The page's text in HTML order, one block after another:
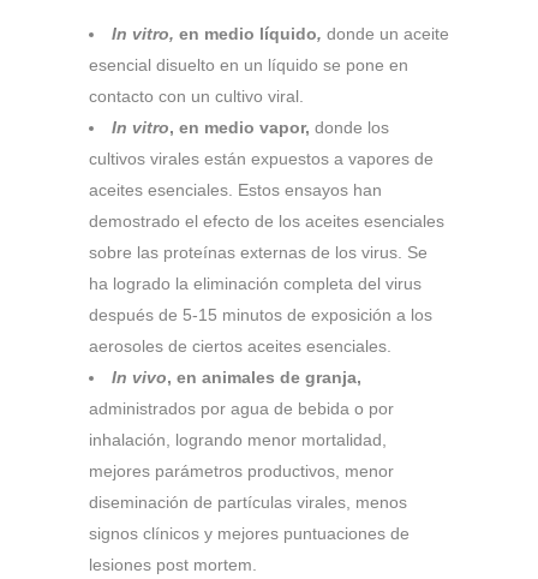
In vitro, en medio líquido, donde un aceite
esencial disuelto en un líquido se pone en
contacto con un cultivo viral.
In vitro, en medio vapor, donde los
cultivos virales están expuestos a vapores de
aceites esenciales. Estos ensayos han
demostrado el efecto de los aceites esenciales
sobre las proteínas externas de los virus. Se
ha logrado la eliminación completa del virus
después de 5-15 minutos de exposición a los
aerosoles de ciertos aceites esenciales.
In vivo, en animales de granja,
administrados por agua de bebida o por
inhalación, logrando menor mortalidad,
mejores parámetros productivos, menor
diseminación de partículas virales, menos
signos clínicos y mejores puntuaciones de
lesiones post mortem.